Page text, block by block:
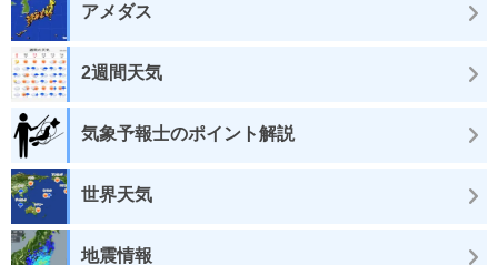
アメダス
2週間天気
気象予報士のポイント解説
世界天気
地震情報